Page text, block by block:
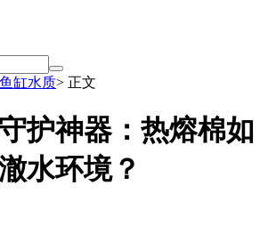
鱼缸水质> 正文
护神器：热熔棉如
水环境？